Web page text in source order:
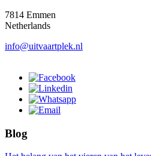
7814 Emmen
Netherlands
info@uitvaartplek.nl
Blog